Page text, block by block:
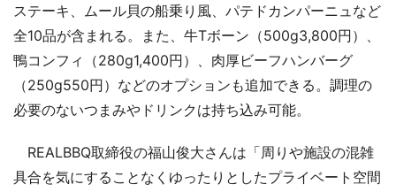
ステーキ、ムール貝の船乗り風、パテドカンパーニュなど
全10品が含まれる。また、牛Tボーン（500g3,800円）、
鴨コンフィ（280g1,400円）、肉厚ビーフハンバーグ
（250g550円）などのオプションも追加できる。調理の
必要のないつまみやドリンクは持ち込み可能。
REALBBQ取締役の福山俊大さんは「周りや施設の混雑
具合を気にすることなくゆったりとしたプライベート空間